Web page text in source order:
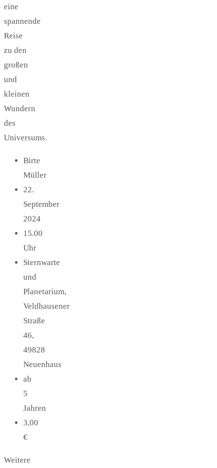
eine
spannende
Reise
zu den
großen
und
kleinen
Wundern
des
Universums.
Birte
Müller
22.
September
2024
15.00
Uhr
Sternwarte
und
Planetarium,
Veldhausener
Straße
46,
49828
Neuenhaus
ab
5
Jahren
3,00
€
Weitere